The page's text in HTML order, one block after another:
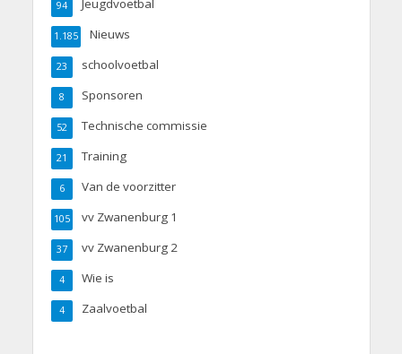
Jeugdvoetbal
94
Nieuws
1.185
schoolvoetbal
23
Sponsoren
8
Technische commissie
52
Training
21
Van de voorzitter
6
vv Zwanenburg 1
105
vv Zwanenburg 2
37
Wie is
4
Zaalvoetbal
4